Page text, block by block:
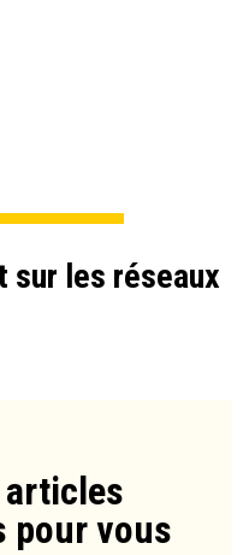
sur les réseaux
articles
pour vous​